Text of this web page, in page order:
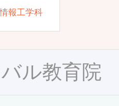
報工学科
ル教育院